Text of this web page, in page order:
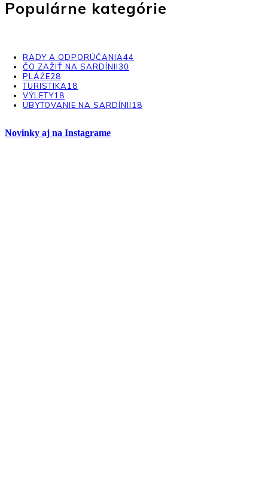
Populárne kategórie
RADY A ODPORÚČANIA44
ČO ZAŽIŤ NA SARDÍNII30
PLÁŹE28
TURISTIKA 18
VÝLETY18
UBYTOVANIE NA SARDÍNII 18
Novinky aj na Instagrame